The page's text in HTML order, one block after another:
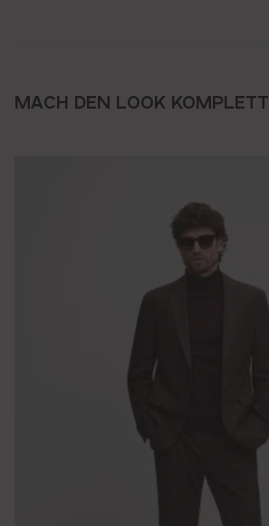
MACH DEN LOOK KOMPLETT